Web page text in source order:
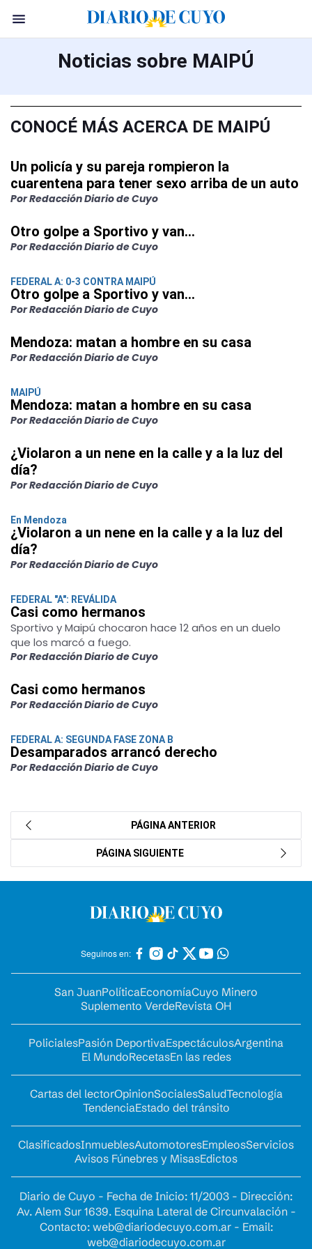
Noticias sobre MAIPÚ
CONOCÉ MÁS ACERCA DE MAIPÚ
Un policía y su pareja rompieron la
cuarentena para tener sexo arriba de un auto
Por Redacción Diario de Cuyo
Otro golpe a Sportivo y van…
Por Redacción Diario de Cuyo
FEDERAL A: 0-3 CONTRA MAIPÚ
Otro golpe a Sportivo y van…
Por Redacción Diario de Cuyo
Mendoza: matan a hombre en su casa
Por Redacción Diario de Cuyo
MAIPÚ
Mendoza: matan a hombre en su casa
Por Redacción Diario de Cuyo
¿Violaron a un nene en la calle y a la luz del
día?
Por Redacción Diario de Cuyo
En Mendoza
¿Violaron a un nene en la calle y a la luz del
día?
Por Redacción Diario de Cuyo
FEDERAL "A": REVÁLIDA
Casi como hermanos
Sportivo y Maipú chocaron hace 12 años en un duelo
que los marcó a fuego.
Por Redacción Diario de Cuyo
Casi como hermanos
Por Redacción Diario de Cuyo
FEDERAL A: SEGUNDA FASE ZONA B
Desamparados arrancó derecho
Por Redacción Diario de Cuyo
PÁGINA ANTERIOR
PÁGINA SIGUIENTE
Seguinos en:
San JuanPolíticaEconomíaCuyo Minero
Suplemento VerdeRevista OH
PolicialesPasión DeportivaEspectáculosArgentina
El MundoRecetasEn las redes
Cartas del lectorOpinionSocialesSaludTecnología
TendenciaEstado del tránsito
ClasificadosInmueblesAutomotoresEmpleosServicios
Avisos Fúnebres y MisasEdictos
Diario de Cuyo - Fecha de Inicio: 11/2003 - Dirección:
Av. Alem Sur 1639. Esquina Lateral de Circunvalación -
Contacto: web@diariodecuyo.com.ar- Email:
web@diariodecuyo.com.ar